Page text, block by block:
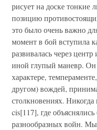
рисует на доске тонкие
позицию
это было очень важно
момент в бой вступила
развивалась через
иной глупый маневр. Он
характере,
другом) вождей,
столкновениях. Никогда
cis[117], где
разнообразных войн.